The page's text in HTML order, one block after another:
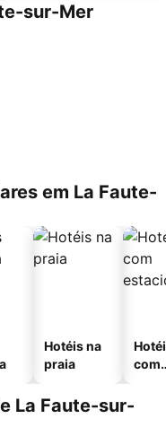
sur-Mer
em La Faute-
Hotéis na
praia
com
La Faute-sur-